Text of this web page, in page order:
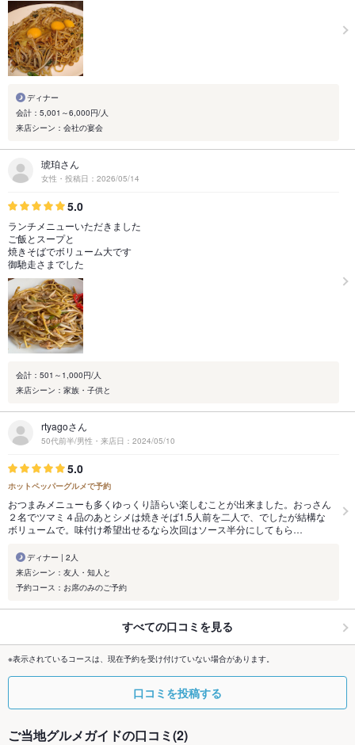
ディナー
会計：5,001～6,000円/人
来店シーン：会社の宴会
琥珀さん
女性・投稿日：2026/05/14
5.0
ランチメニューいただきました
ご飯とスープと
焼きそばでボリューム大です
御馳走さまでした
会計：501～1,000円/人
来店シーン：家族・子供と
rtyagoさん
50代前半/男性・来店日：2024/05/10
5.0
ホットペッパーグルメで予約
おつまみメニューも多くゆっくり語らい楽しむことが出来ました。おっさん
２名でツマミ４品のあとシメは焼きそば1.5人前を二人で、でしたが結構な
ボリュームで。味付け希望出せるなら次回はソース半分にしてもら…
ディナー | 2人
来店シーン：友人・知人と
予約コース：お席のみのご予約
すべての口コミを見る
※表示されているコースは、現在予約を受け付けていない場合があります。
口コミを投稿する
ご当地グルメガイドの口コミ(2)